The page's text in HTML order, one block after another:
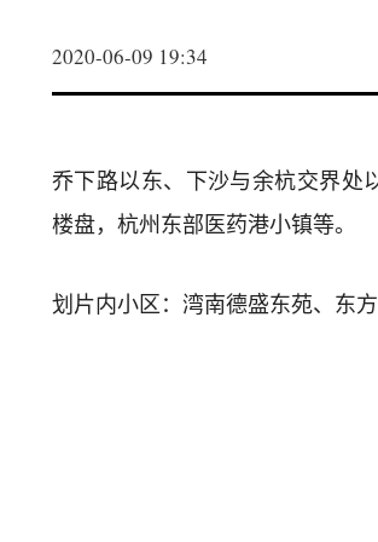
2020-06-09 19:34
乔下路以东、下沙与余杭交界处
楼盘，杭州东部医药港小镇等。
划片内小区：湾南德盛东苑、东